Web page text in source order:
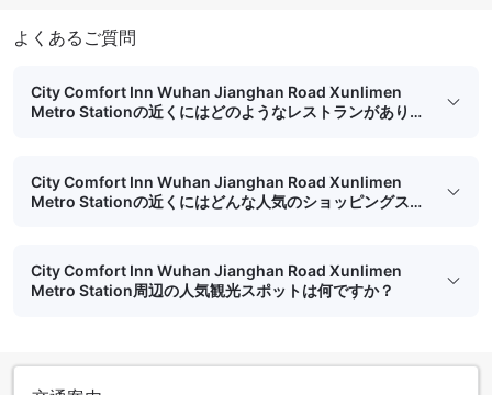
よくあるご質問
City Comfort Inn Wuhan Jianghan Road Xunlimen
Metro Stationの近くにはどのようなレストランがありま
City Comfort Inn Wuhan Jianghan Road Xunlimen
Metro Stationの近くにはどんな人気のショッピングスポ
City Comfort Inn Wuhan Jianghan Road Xunlimen
Metro Station周辺の人気観光スポットは何ですか？